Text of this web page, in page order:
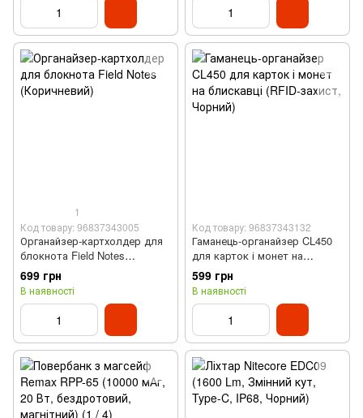
1
Код товару: 96837343005
Органайзер-картхолдер для
блокнота Field Notes
(Коричневий)
699 грн
В наявності
Код товару: 96837343132
Гаманець-органайзер CL450
для карток і монет на
блискавці (RFID-захист,
Чорний)
599 грн
В наявності